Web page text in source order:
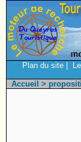
Plan du site
Accueil >